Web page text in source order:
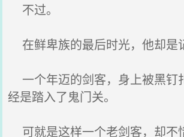
不过。
在鲜卑族的最后时光，他却是
一个年迈的剑客，身上被黑钉
经是踏入了鬼门关。
可就是这样一个老剑客，却不